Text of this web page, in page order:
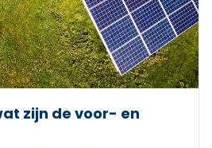
zijn de voor- en